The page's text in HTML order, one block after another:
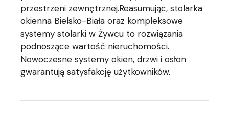
przestrzeni zewnętrznej.Reasumując, stolarka
okienna Bielsko-Biała oraz kompleksowe
systemy stolarki w Żywcu to rozwiązania
podnoszące wartość nieruchomości.
Nowoczesne systemy okien, drzwi i osłon
gwarantują satysfakcję użytkowników.